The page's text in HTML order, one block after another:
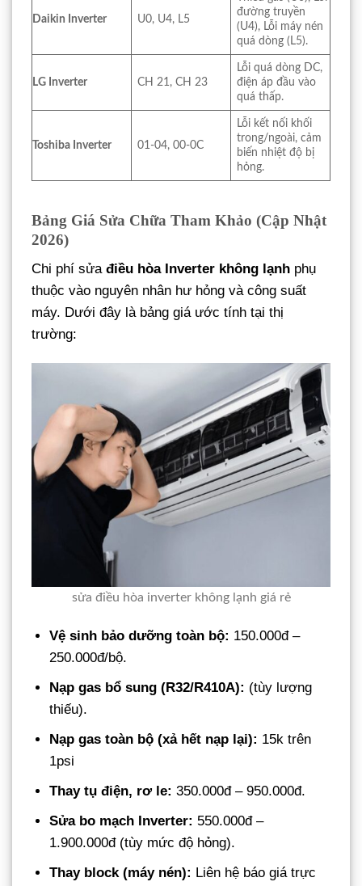
Daikin Inverter U0, U4, L5
đường truyền
(U4), Lỗi máy nén
quá dòng (L5).
LG Inverter CH 21, CH 23
Lỗi quá dòng DC,
điện áp đầu vào
quá thấp.
Toshiba Inverter 01-04, 00-0C
Lỗi kết nối khối
trong/ngoài, cảm
biến nhiệt độ bị
hỏng.
Bảng Giá Sửa Chữa Tham Khảo (Cập Nhật
2026)
Chi phí sửa điều hòa Inverter không lạnh phụ
thuộc vào nguyên nhân hư hỏng và công suất
máy. Dưới đây là bảng giá ước tính tại thị
trường:
sửa điều hòa inverter không lạnh giá rẻ
Vệ sinh bảo dưỡng toàn bộ: 150.000đ –
250.000đ/bộ.
Nạp gas bổ sung (R32/R410A): (tùy lượng
thiếu).
Nạp gas toàn bộ (xả hết nạp lại): 15k trên
1psi
Thay tụ điện, rơ le: 350.000đ – 950.000đ.
Sửa bo mạch Inverter: 550.000đ –
1.900.000đ (tùy mức độ hỏng).
Thay block (máy nén): Liên hệ báo giá trực